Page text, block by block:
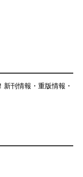
刊情報・重版情報・